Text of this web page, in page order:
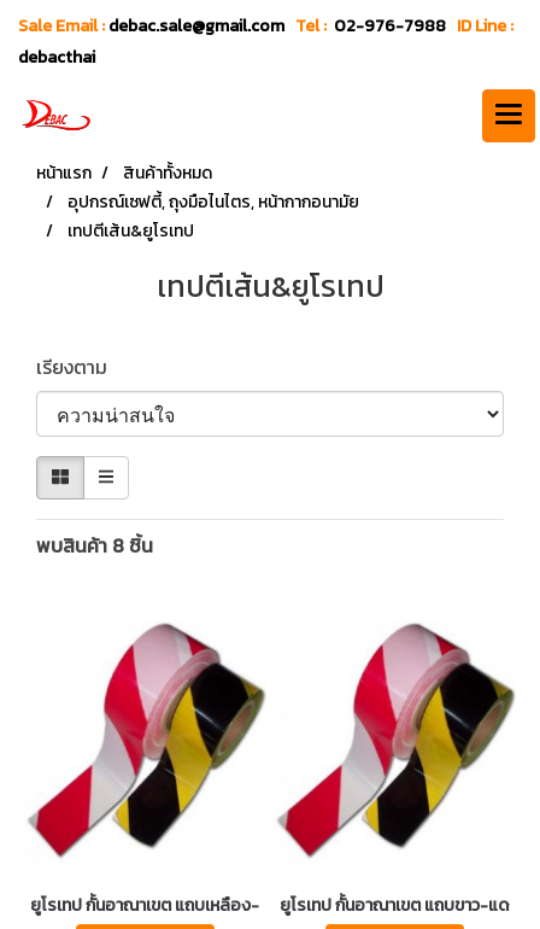
Sale Email :debac.sale@gmail.com Tel : 02-976-7988 ID Line :
debacthai
หน้าแรก
สินค้าทั้งหมด
อุปกรณ์เซฟตี้, ถุงมือไนไตร, หน้ากากอนามัย
เทปตีเส้น&ยูโรเทป
เทปตีเส้น&ยูโรเทป
เรียงตาม
พบสินค้า 8 ชิ้น
ยูโรเทป กั้นอาณาเขต แถบเหลือง-ดำ ยาว 500 เมตรยูโรเทป กั้นอาณาเขต แถบขาว-แดง ย